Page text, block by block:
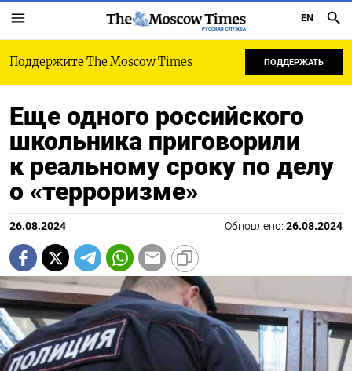
РУССКАЯ СЛУЖБА
EN
Поддержите The Moscow Times ПОДДЕРЖАТЬ
Еще одного российского
школьника приговорили
к реальному сроку по делу
о «терроризме»
26.08.2024 Обновлено: 26.08.2024